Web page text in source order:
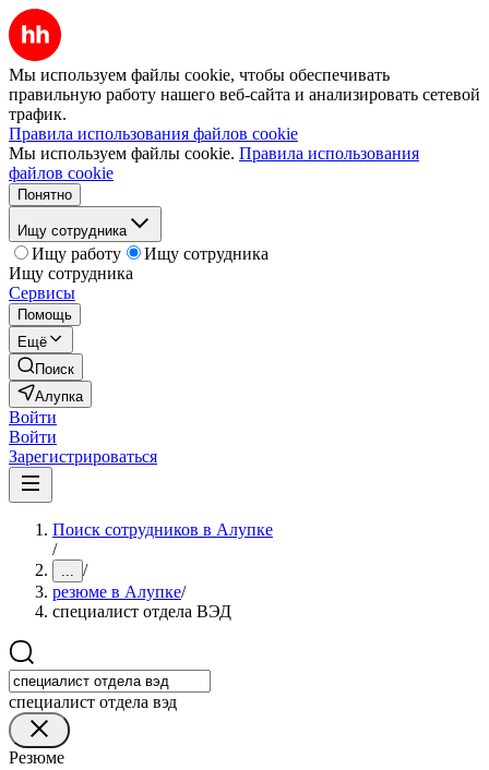
Мы используем файлы cookie, чтобы обеспечивать
правильную работу нашего веб-сайта и анализировать сетевой
трафик.
Правила использования файлов cookie
Мы используем файлы cookie. Правила использования
файлов cookie
Понятно
Ищу сотрудника
Ищу работу
Ищу сотрудника
Ищу сотрудника
Сервисы
Помощь
Ещё
Поиск
Алупка
Войти
Войти
Зарегистрироваться
Поиск сотрудников в Алупке
/
... /
резюме в Алупке/
специалист отдела ВЭД
специалист отдела вэд
Резюме